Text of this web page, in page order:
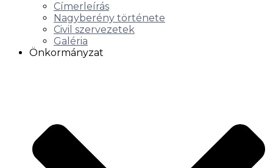
Címerleírás
Nagyberény története
Civil szervezetek
Galéria
Önkormányzat